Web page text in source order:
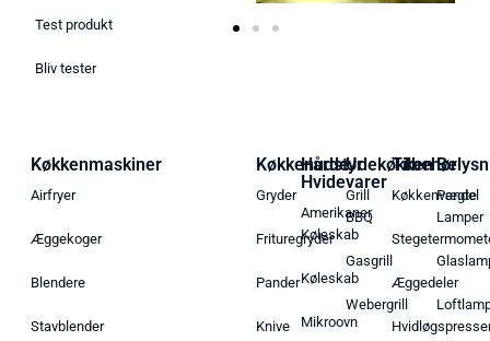
Test produkt
Bliv tester
Køkkenmaskiner
Airfryer
Æggekoger
Blendere
Stavblender
Køkkenudstyr
Gryder
Frituregryder
Pander
Knive
Hårde
Hvidevarer
Amerikaner
Køleskab
Køleskab
Mikroovn
Udekøkken
Grill
BBQ
Gasgrill
Webergrill
Tilbehør
Køkkenvægte
Æggedeler
Pendel
Lamper